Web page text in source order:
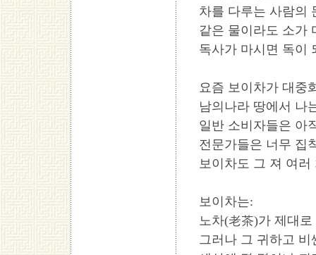
차를 다루는 사람의
같은 물이라도 소가
독사가 마시면 독이
요즘 보이차가 대중
남의나라 땅에서 나
일반 소비자들은 아
전문가들은 너무 집
보이차도 그 져 여
보이차는:
노차(老茶)가 제대
그러나 그 귀하고